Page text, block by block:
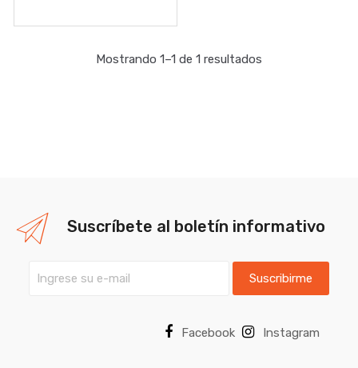
Mostrando 1–1 de 1 resultados
Suscríbete al boletín informativo
Suscribirme
Facebook Instagram